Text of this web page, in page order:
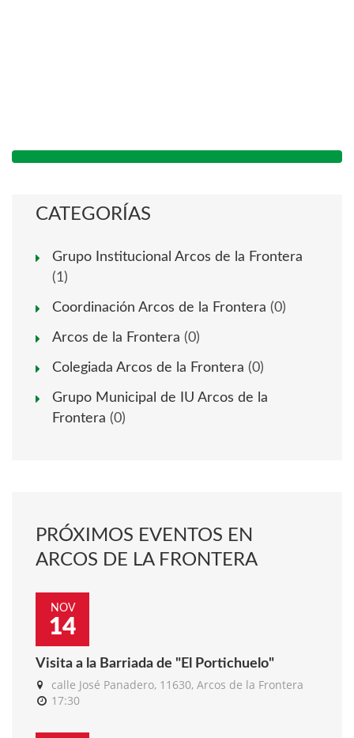
CATEGORÍAS
Grupo Institucional Arcos de la Frontera
(1)
Coordinación Arcos de la Frontera (0)
Arcos de la Frontera (0)
Colegiada Arcos de la Frontera (0)
Grupo Municipal de IU Arcos de la
Frontera (0)
PRÓXIMOS EVENTOS EN
ARCOS DE LA FRONTERA
NOV
14
Visita a la Barriada de "El Portichuelo"
calle José Panadero, 11630, Arcos de la Frontera
17:30